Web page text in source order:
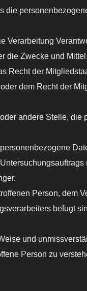
die
Verarbeitung
die Zwecke und
Recht der
dem Recht der
andere Stelle, die
Person, dem
befugt
und
Person zu